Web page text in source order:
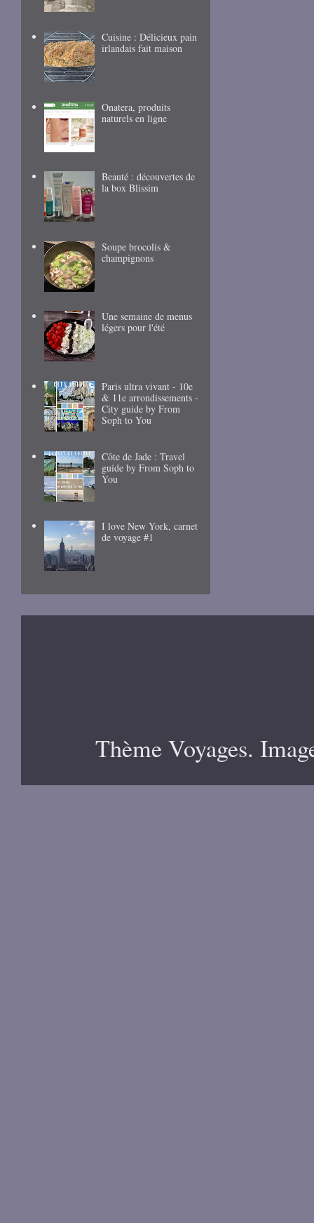
Cuisine : Délicieux pain
irlandais fait maison
Onatera, produits
naturels en ligne
Beauté : découvertes de
la box Blissim
Soupe brocolis &
champignons
Une semaine de menus
légers pour l'été
Paris ultra vivant - 10e
& 11e arrondissements -
City guide by From
Soph to You
Côte de Jade : Travel
guide by From Soph to
You
I love New York, carnet
de voyage #1
Thème Voyages.